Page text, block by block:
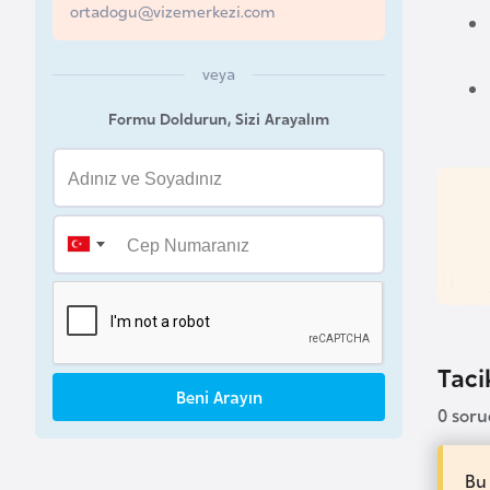
0
ortadogu@vizemerkezi.com
veya
Formu Doldurun, Sizi Arayalım
Beni Arayın
r
e
n
n
g
a